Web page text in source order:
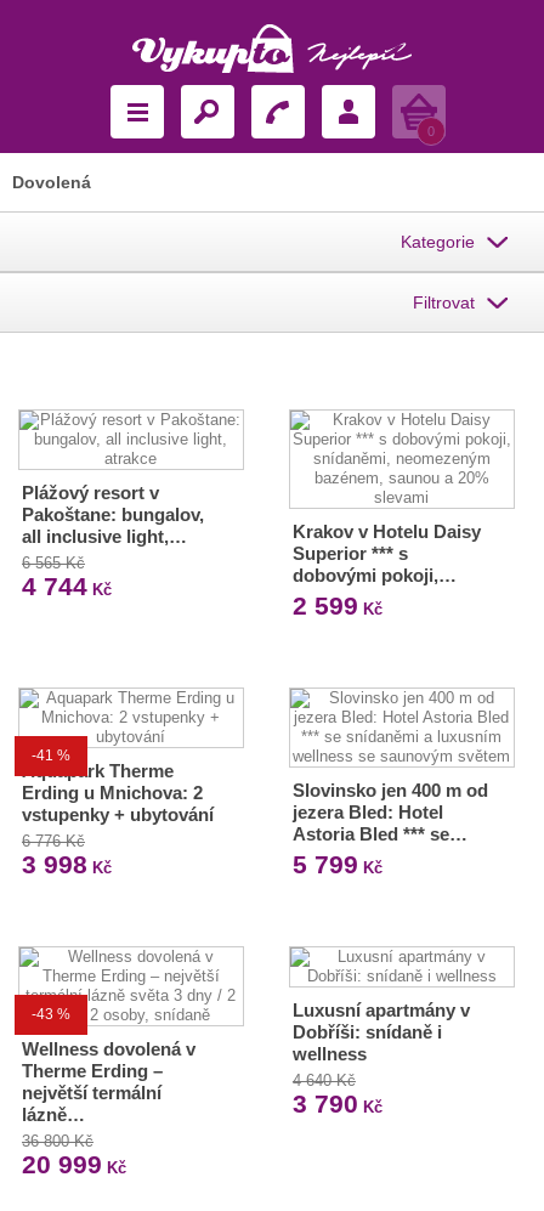
Košík
0
Dovolená
Kategorie
Filtrovat
Plážový resort v
Pakoštane: bungalov,
all inclusive light,…
6 565 Kč
4 744 Kč
Krakov v Hotelu Daisy
Superior *** s
dobovými pokoji,…
2 599 Kč
-41 %
Aquapark Therme
Erding u Mnichova: 2
vstupenky + ubytování
6 776 Kč
3 998 Kč
Slovinsko jen 400 m od
jezera Bled: Hotel
Astoria Bled *** se…
5 799 Kč
-43 %
Wellness dovolená v
Therme Erding –
největší termální
lázně…
36 800 Kč
20 999 Kč
Luxusní apartmány v
Dobříši: snídaně i
wellness
4 640 Kč
3 790 Kč